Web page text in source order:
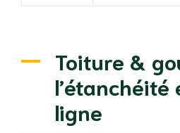
Toiture &
ligne